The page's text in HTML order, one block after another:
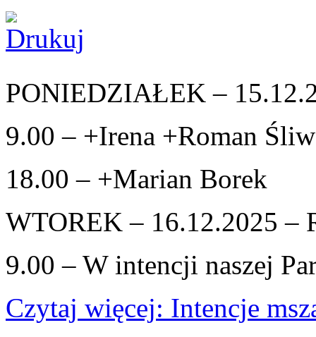
PONIEDZIAŁEK –
9.00 – +Irena +Roman
18.00 – +Marian Borek
WTOREK – 16.12.2025 –
9.00 – W intencji naszej
Czytaj więcej: Intencje